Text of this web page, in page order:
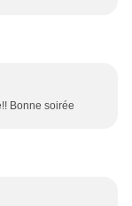
Bonne soirée